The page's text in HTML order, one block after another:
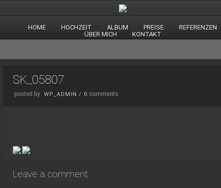
HOME HOCHZEIT ALBUM PREISE
REFERENZEN
ÜBER MICH
KONTAKT
SK_05807
posted by WP_ADMIN / 0 comments
Leave a comment